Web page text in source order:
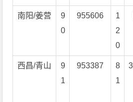
南阳/姜营
9
0
955606
1
2
0
西昌/青山
9
1
953387
8
1